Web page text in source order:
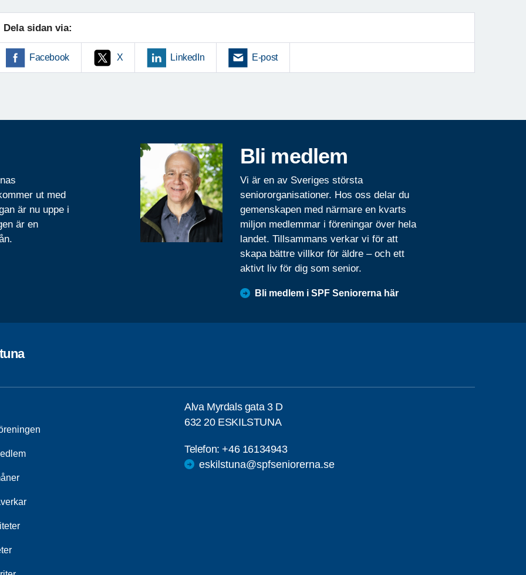
Dela sidan via:
Facebook X LinkedIn E-post
ut med
är nu uppe i
är en
Bli medlem
Vi är en av Sveriges största
seniororganisationer. Hos oss delar du
gemenskapen med närmare en kvarts
miljon medlemmar i föreningar över hela
landet. Tillsammans verkar vi för att
skapa bättre villkor för äldre – och ett
aktivt liv för dig som senior.
Bli medlem i SPF Seniorerna här
Alva Myrdals gata 3 D
632 20 ESKILSTUNA
Telefon:+46 16134943
eskilstuna@spfseniorerna.se